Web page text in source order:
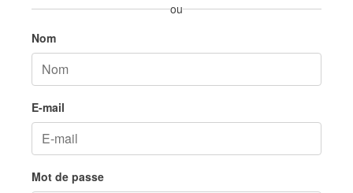
ou
Nom
E-mail
Mot de passe